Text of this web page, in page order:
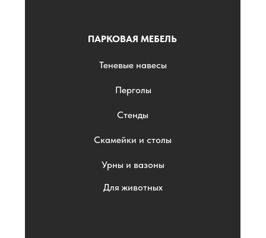
ПАРКОВАЯ МЕБЕЛЬ
Теневые навесы
Перголы
Стенды
Скамейки и столы
Урны и вазоны
Для животных